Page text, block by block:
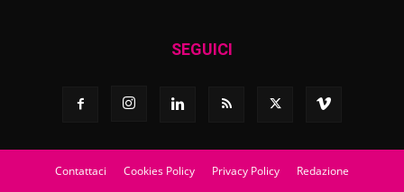
SEGUICI
Contattaci Cookies Policy Privacy Policy Redazione